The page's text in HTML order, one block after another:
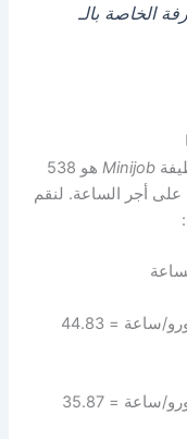
الخاصة بالـ
Minijob
هو 538
أجر الساعة. لنقم
538 يورو ÷ 12 يورو/ساعة = 44.83
538 يورو ÷ 15 يورو/ساعة = 35.87